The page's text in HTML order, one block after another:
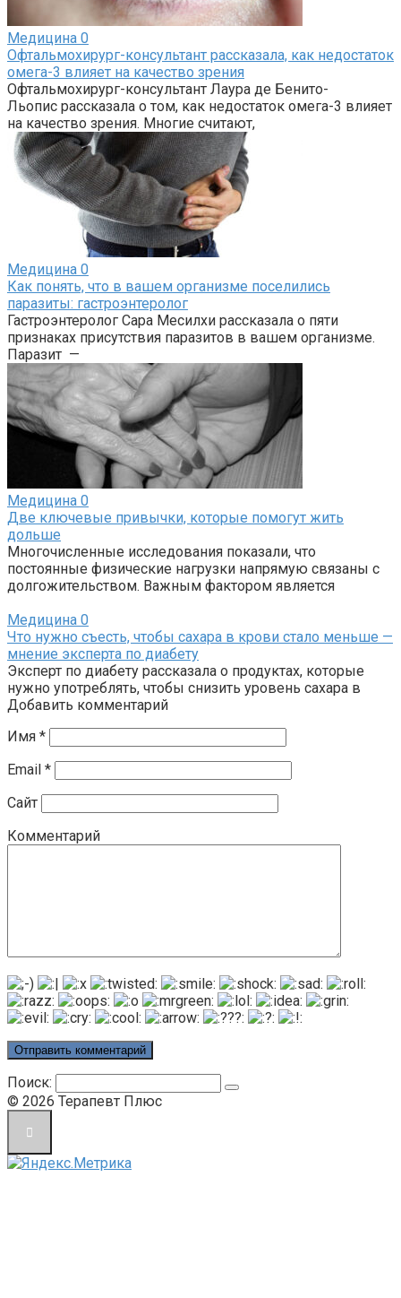
Медицина 0
Офтальмохирург-консультант рассказала, как недостаток
омега-3 влияет на качество зрения
Офтальмохирург-консультант Лаура де Бенито-
Льопис рассказала о том, как недостаток омега-3 влияет
на качество зрения. Многие считают,
Медицина 0
Как понять, что в вашем организме поселились
паразиты: гастроэнтеролог
Гастроэнтеролог Сара Месилхи рассказала о пяти
признаках присутствия паразитов в вашем организме.
Паразит —
Медицина 0
Две ключевые привычки, которые помогут жить
дольше
Многочисленные исследования показали, что
постоянные физические нагрузки напрямую связаны с
долгожительством. Важным фактором является
Медицина 0
Что нужно съесть, чтобы сахара в крови стало меньше —
мнение эксперта по диабету
Эксперт по диабету рассказала о продуктах, которые
нужно употреблять, чтобы снизить уровень сахара в
Добавить комментарий
Имя *
Email *
Сайт
Комментарий
Поиск:
© 2026 Терапевт Плюс